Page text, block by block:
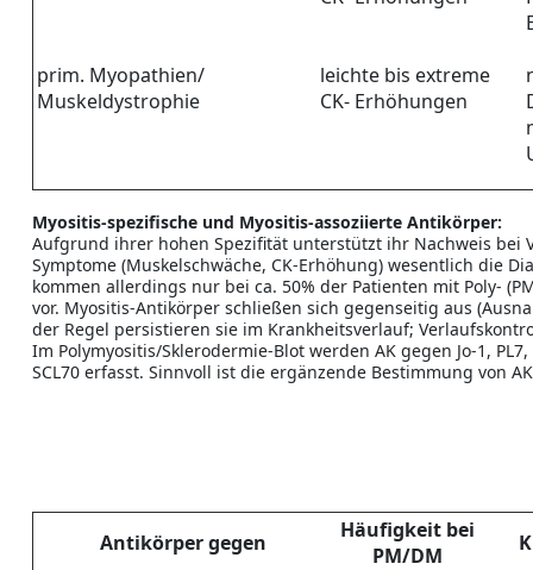
prim. Myopathien/
Muskeldystrophie
leichte bis extreme
CK- Erhöhungen
Myositis-spezifische und Myositis-assoziierte Antikörper:
Aufgrund ihrer hohen Spezifität unterstützt ihr Nachweis bei
Symptome (Muskelschwäche, CK-Erhöhung) wesentlich die
kommen allerdings nur bei ca. 50% der Patienten mit Poly-
vor. Myositis-Antikörper schließen sich gegenseitig aus
der Regel persistieren sie im Krankheitsverlauf;
Im Polymyositis/Sklerodermie-Blot werden AK gegen Jo-1, PL7,
SCL70 erfasst. Sinnvoll ist die ergänzende Bestimmung von AK
Antikörper gegen
Häufigkeit bei
PM/DM